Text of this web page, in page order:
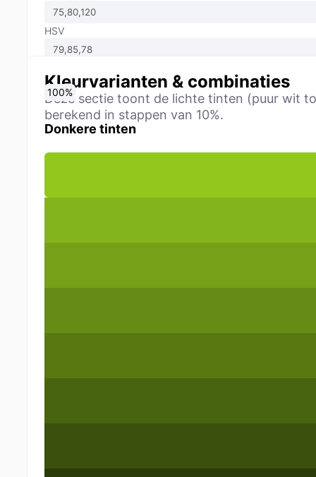
HSV
Kleurvarianten & combinaties
Deze sectie toont de lichte tinten (puur wit
berekend in stappen van 10%.
Donkere tinten
0%
10%
20%
30%
40%
50%
60%
70%
80%
90%
100%